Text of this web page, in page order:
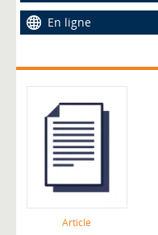
En ligne
Article